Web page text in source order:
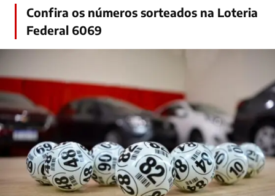
Confira os números sorteados na Loteria
Federal 6069